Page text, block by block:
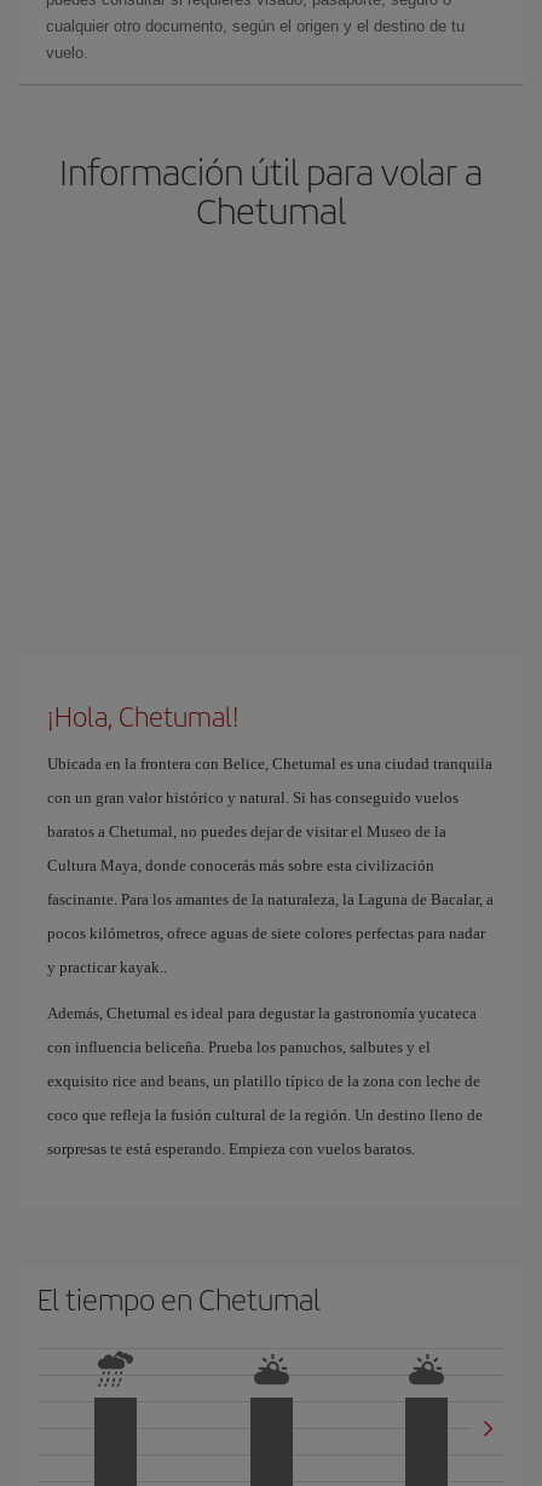
cualquier otro documento, según el origen y el destino de tu
vuelo.
Información útil para volar a
Chetumal
¡Hola, Chetumal!
Ubicada en la frontera con Belice, Chetumal es una ciudad tranquila
con un gran valor histórico y natural. Si has conseguido vuelos
baratos a Chetumal, no puedes dejar de visitar el Museo de la
Cultura Maya, donde conocerás más sobre esta civilización
fascinante. Para los amantes de la naturaleza, la Laguna de Bacalar, a
pocos kilómetros, ofrece aguas de siete colores perfectas para nadar
y practicar kayak..
Además, Chetumal es ideal para degustar la gastronomía yucateca
con influencia beliceña. Prueba los panuchos, salbutes y el
exquisito rice and beans, un platillo típico de la zona con leche de
coco que refleja la fusión cultural de la región. Un destino lleno de
sorpresas te está esperando. Empieza con vuelos baratos.
El tiempo en Chetumal